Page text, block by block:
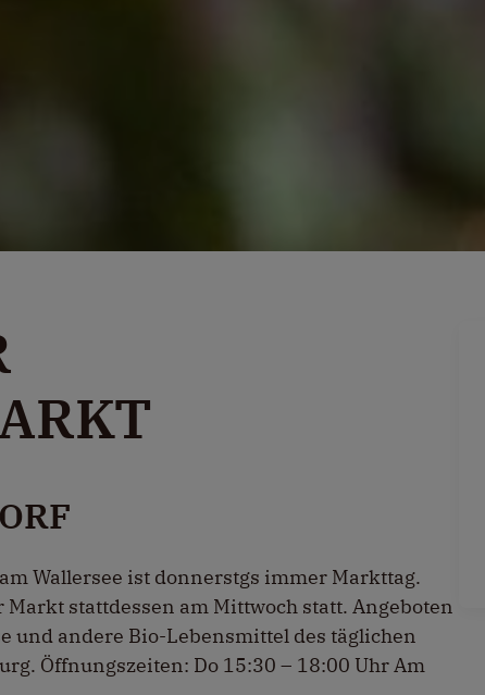
Wallersee ist donnerstgs immer Markttag.
stattdessen am Mittwoch statt. Angeboten
und andere Bio-Lebensmittel des täglichen
Öffnungszeiten: Do 15:30 – 18:00 Uhr Am